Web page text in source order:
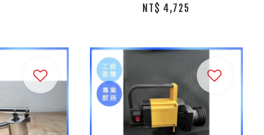
NT$ 4,725